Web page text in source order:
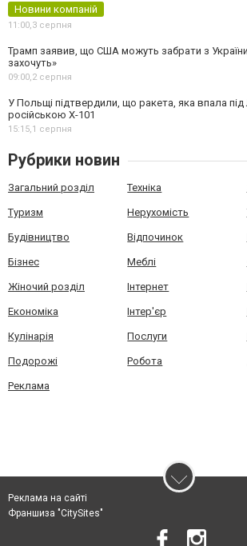
Новини компаній
11:00,3 серпня
Трамп заявив, що США можуть забрати з
захочуть»
09:00,2 серпня
У Польщі підтвердили, що ракета, яка впала
російською Х-101
15:15,1 серпня
Рубрики новин
Загальний розділ Техніка
Туризм Нерухомість
Будівництво Відпочинок
Бізнес Меблі
Жіночий розділ Інтернет
Економіка Інтер'єр
Кулінарія Послуги
Подорожі Робота
Реклама
Реклама на сайті
Франшиза "CitySites"